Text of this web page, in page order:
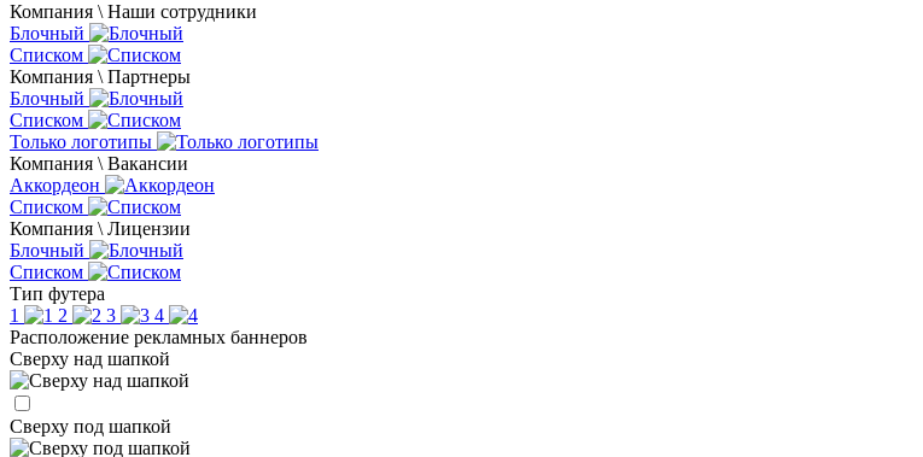
Компания \ Наши сотрудники
Блочный
Списком
Компания \ Партнеры
Блочный
Списком
Только логотипы
Компания \ Вакансии
Аккордеон
Списком
Компания \ Лицензии
Блочный
Списком
Тип футера
1
2 3
4
Расположение рекламных баннеров
Сверху над шапкой
Сверху под шапкой